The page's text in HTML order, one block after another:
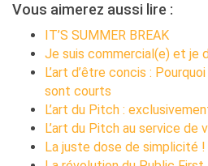
Vous aimerez aussi lire :
IT’S SUMMER BREAK
Je suis commercial(e) et je
L’art d’être concis :
sont courts
L’art du Pitch :
L’art du Pitch au service de
La juste dose de simplicité !